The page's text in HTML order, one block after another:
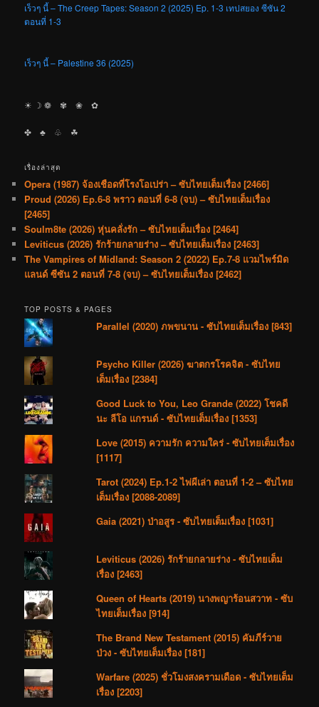
เร็วๆ นี้ – The Creep Tapes: Season 2 (2025) Ep. 1-3 เทปสยอง ซีซัน 2
ตอนที่ 1-3
เร็วๆ นี้ – Palestine 36 (2025)
☀︎ ☽ ❁ ✾ ❀ ✿
✤ ♣︎ ♧ ☘︎
เรื่องล่าสุด
Opera (1987) จ้องเชือดที่โรงโอเปร่า – ซับไทยเต็มเรื่อง [2466]
Proud (2026) Ep.6-8 พราว ตอนที่ 6-8 (จบ) – ซับไทยเต็มเรื่อง
[2465]
Soulm8te (2026) หุ่นคลั่งรัก – ซับไทยเต็มเรื่อง [2464]
Leviticus (2026) รักร้ายกลายร่าง – ซับไทยเต็มเรื่อง [2463]
The Vampires of Midland: Season 2 (2022) Ep.7-8 แวมไพร์มิด
แลนด์ ซีซัน 2 ตอนที่ 7-8 (จบ) – ซับไทยเต็มเรื่อง [2462]
TOP POSTS & PAGES
Parallel (2020) ภพขนาน - ซับไทยเต็มเรื่อง [843]
Psycho Killer (2026) ฆาตกรโรคจิต - ซับไทย
เต็มเรื่อง [2384]
Good Luck to You, Leo Grande (2022) โชคดี
นะ ลีโอ แกรนด์ - ซับไทยเต็มเรื่อง [1353]
Love (2015) ความรัก ความใคร่ - ซับไทยเต็มเรื่อง
[1117]
Tarot (2024) Ep.1-2 ไพ่ผีเล่า ตอนที่ 1-2 – ซับไทย
เต็มเรื่อง [2088-2089]
Gaia (2021) ป่าอสูร - ซับไทยเต็มเรื่อง [1031]
Leviticus (2026) รักร้ายกลายร่าง - ซับไทยเต็ม
เรื่อง [2463]
Queen of Hearts (2019) นางพญาร้อนสวาท - ซับ
ไทยเต็มเรื่อง [914]
The Brand New Testament (2015) คัมภีร์วาย
ป่วง - ซับไทยเต็มเรื่อง [181]
Warfare (2025) ชั่วโมงสงครามเดือด - ซับไทยเต็ม
เรื่อง [2203]